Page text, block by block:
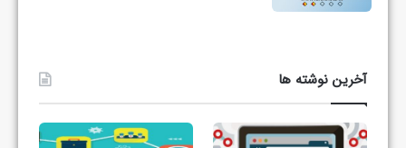
آخرین نوشته ها